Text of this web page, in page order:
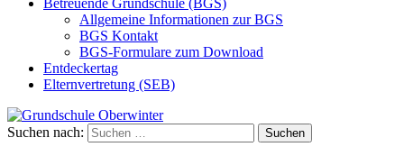
Betreuende Grundschule (BGS)
Allgemeine Informationen zur BGS
BGS Kontakt
BGS-Formulare zum Download
Entdeckertag
Elternvertretung (SEB)
Grundschule Oberwinter
Suchen nach: